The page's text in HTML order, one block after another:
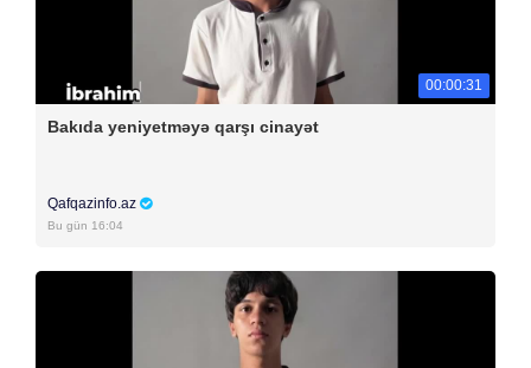
00:00:31
Bakıda yeniyetməyə qarşı cinayət
Qafqazinfo.az
Bu gün 16:04